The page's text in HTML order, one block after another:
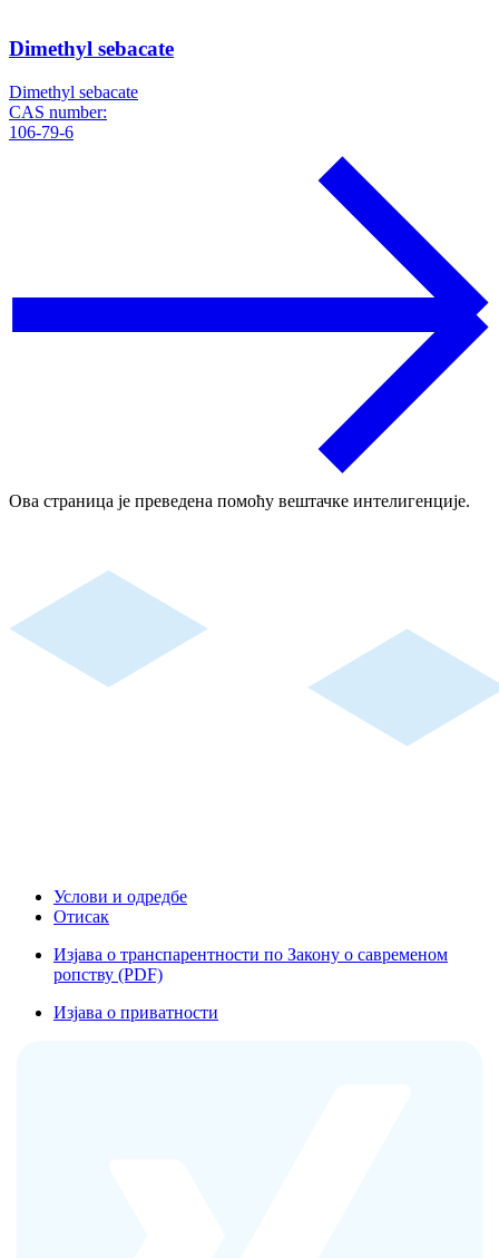
Dimethyl sebacate
Dimethyl sebacate
CAS number:
106-79-6
Ова страница је преведена помоћу вештачке интелигенције.
Услови и одредбе
Отисак
Изјава о транспарентности по Закону о савременом
ропству (PDF)
Изјава о приватности